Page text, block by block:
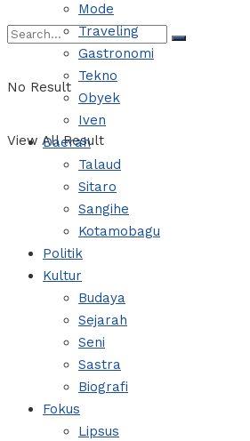
No Result
View All Result
Mode
Traveling
Gastronomi
Tekno
Obyek
Iven
Daerah
Talaud
Sitaro
Sangihe
Kotamobagu
Politik
Kultur
Budaya
Sejarah
Seni
Sastra
Biografi
Fokus
Lipsus